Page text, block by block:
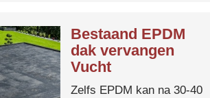
Bestaand EPDM
dak vervangen
Vucht
Zelfs EPDM kan na 30-40